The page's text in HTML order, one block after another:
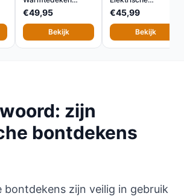
130x180 cm met...
€49,95
Bekijk
Warmtedeke...
€45,99
Bekijk
zijn
bontdekens
bontdekens zijn veilig in gebruik